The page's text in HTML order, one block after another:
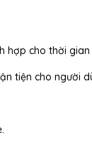
hợp cho thời
tiện cho người